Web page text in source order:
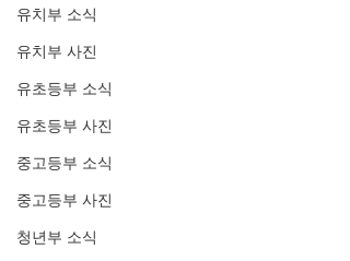
유치부 소식
유치부 사진
유초등부 소식
유초등부 사진
중고등부 소식
중고등부 사진
청년부 소식